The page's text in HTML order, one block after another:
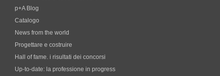
p+A Blog
Catalogo
News from the world
Progettare e costruire
Hall of fame. i risultati dei concorsi
Up-to-date: la professione in progress